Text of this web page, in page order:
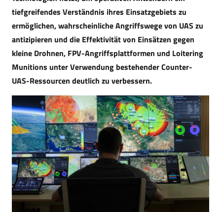
tiefgreifendes Verständnis ihres Einsatzgebiets zu
ermöglichen, wahrscheinliche Angriffswege von UAS zu
antizipieren und die Effektivität von Einsätzen gegen
kleine Drohnen, FPV-Angriffsplattformen und Loitering
Munitions unter Verwendung bestehender Counter-
UAS-Ressourcen deutlich zu verbessern.